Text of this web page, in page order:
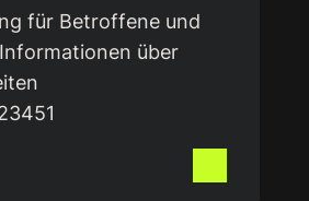
für Betroffene und
über